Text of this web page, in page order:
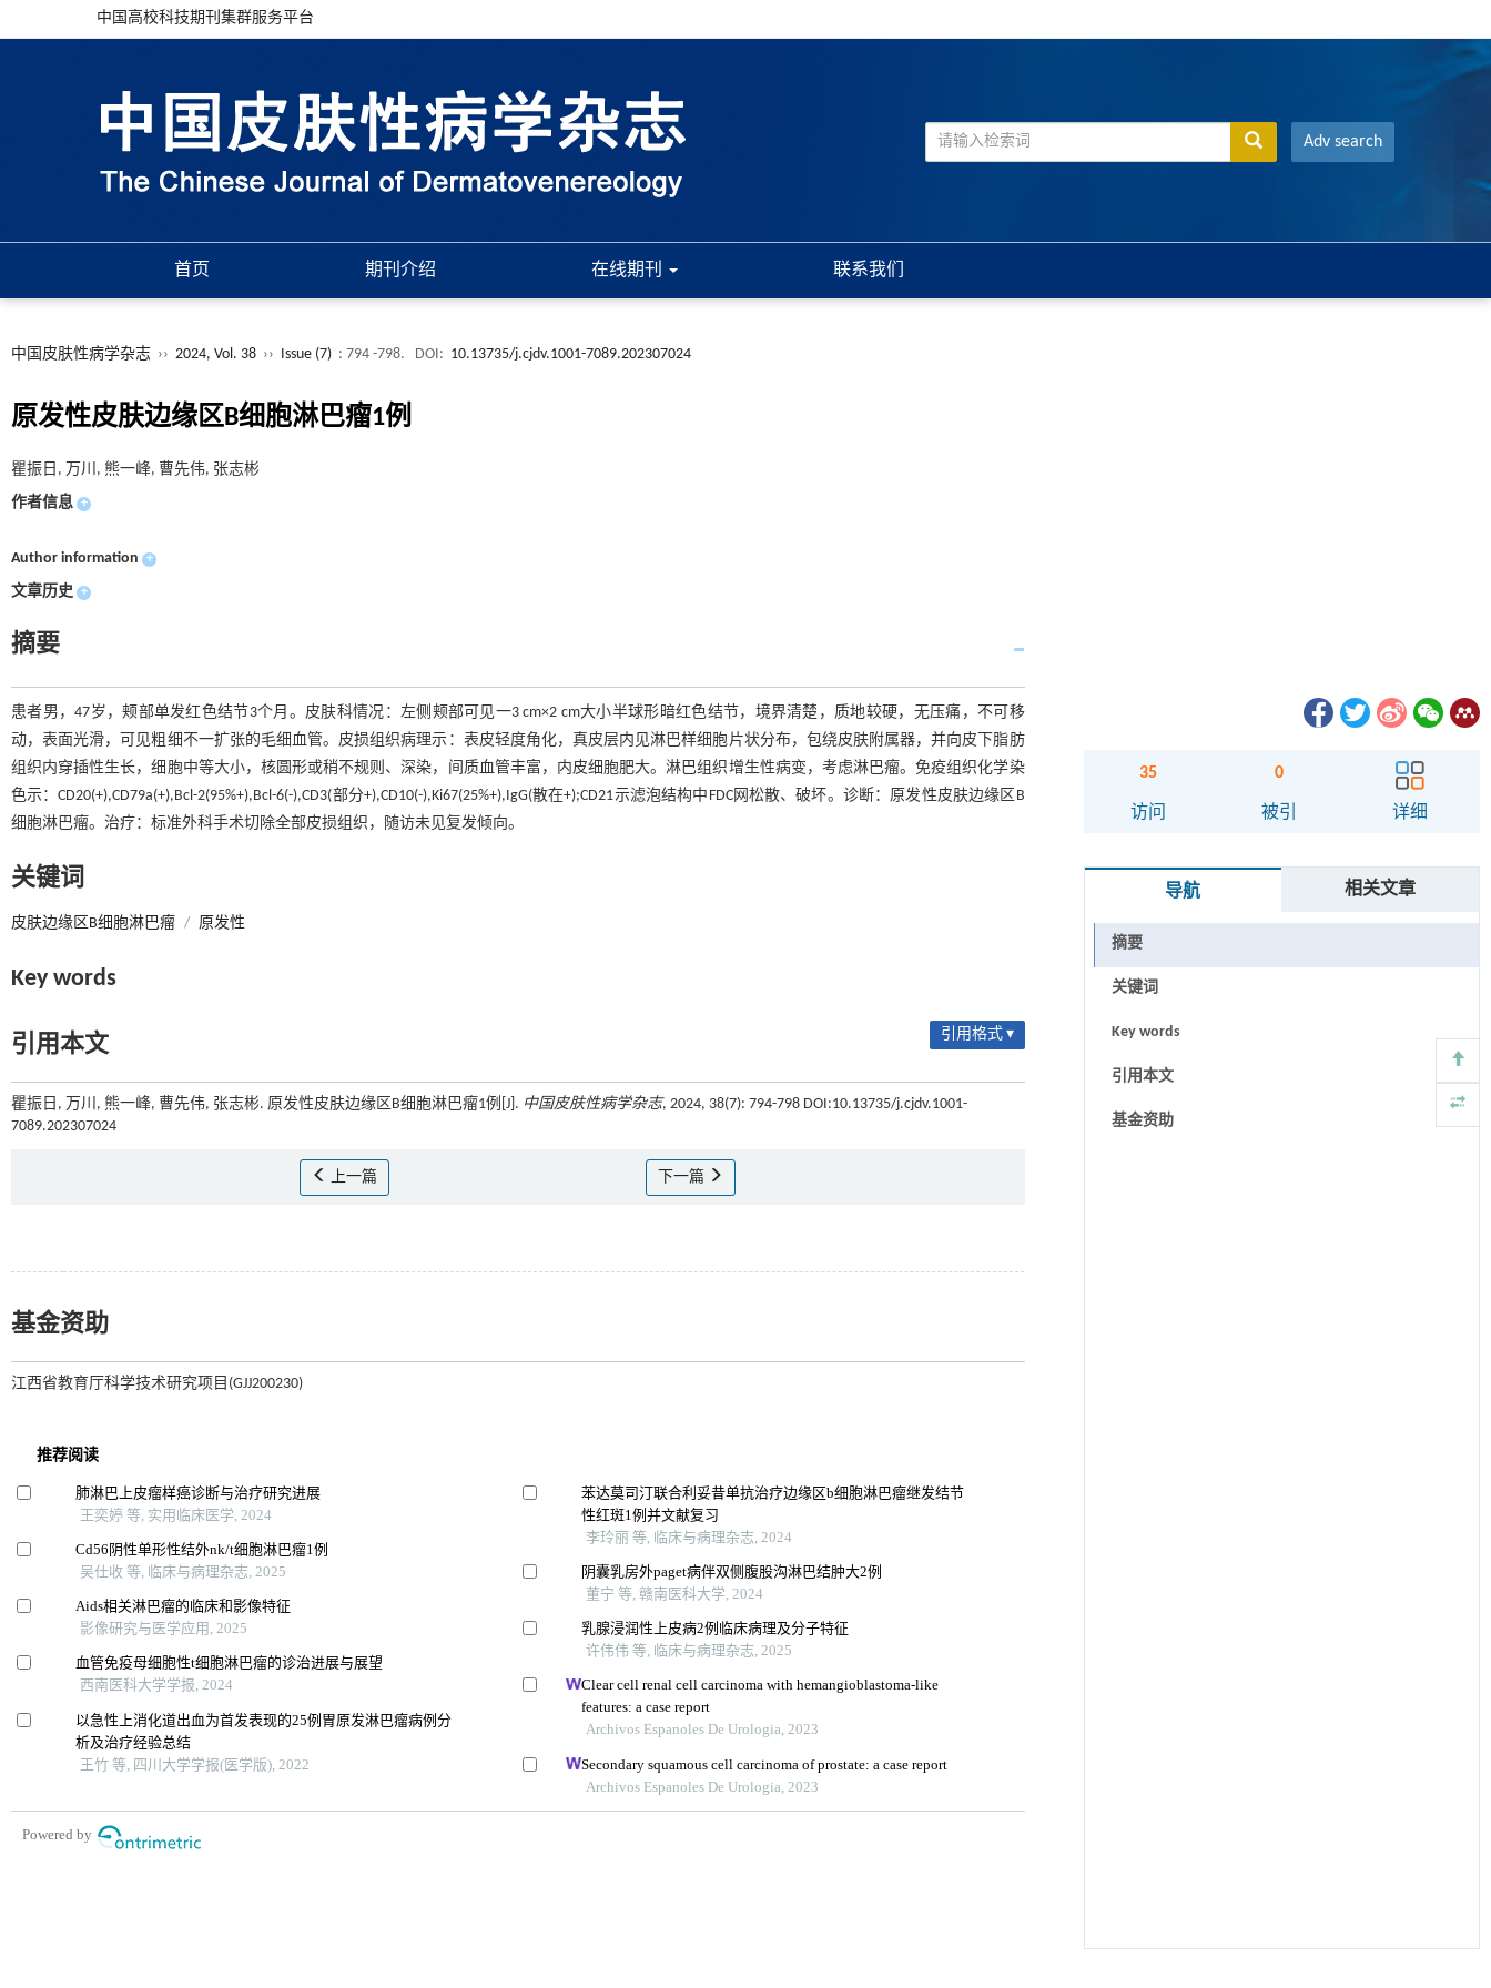
中国高校科技期刊集群服务平台
Adv search
首页 期刊介绍 在线期刊 联系我们
中国皮肤性病学杂志 ›› 2024, Vol. 38 ›› Issue (7) : 794 -798. DOI: 10.13735/j.cjdv.1001-7089.202307024
原发性皮肤边缘区B细胞淋巴瘤1例
瞿振日, 万川, 熊一峰, 曹先伟, 张志彬
作者信息 +
Author information +
文章历史 +
摘要
患者男，47岁，颊部单发红色结节3个月。皮肤科情况：左侧颊部可见一3 cm×2 cm大小半球形暗红色结节，境界清楚，质地较硬，无压痛，不可移
动，表面光滑，可见粗细不一扩张的毛细血管。皮损组织病理示：表皮轻度角化，真皮层内见淋巴样细胞片状分布，包绕皮肤附属器，并向皮下脂肪
组织内穿插性生长，细胞中等大小，核圆形或稍不规则、深染，间质血管丰富，内皮细胞肥大。淋巴组织增生性病变，考虑淋巴瘤。免疫组织化学染
色示：CD20(+),CD79a(+),Bcl-2(95%+),Bcl-6(-),CD3(部分+),CD10(-),Ki67(25%+),IgG(散在+);CD21示滤泡结构中FDC网松散、破坏。诊断：原发性皮肤边缘区B
细胞淋巴瘤。治疗：标准外科手术切除全部皮损组织，随访未见复发倾向。
关键词
皮肤边缘区B细胞淋巴瘤 / 原发性
Key words
引用本文 引用格式 ▾
瞿振日, 万川, 熊一峰, 曹先伟, 张志彬. 原发性皮肤边缘区B细胞淋巴瘤1例[J]. 中国皮肤性病学杂志, 2024, 38(7): 794-798 DOI:10.13735/j.cjdv.1001-
7089.202307024
上一篇 下一篇
基金资助
江西省教育厅科学技术研究项目(GJJ200230)
35
访问
0
被引 详细
导航 相关文章
摘要
关键词
Key words
引用本文
基金资助